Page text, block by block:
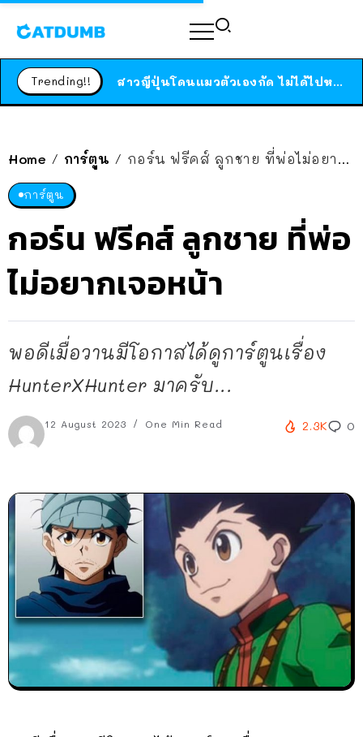
Trending!! ได้เวลาเด็กหนวดรวมตัว RF Online Next เปิดให้เล่นแล้ว เกม Sci-Fi MMORPG ระดับตำนาน เล่นได้ทั้งมือถือและ PC
Home / การ์ตูน / กอร์น ฟรีคส์ ลูกชาย ที่พ่อไม่อยากเจอหน้า
การ์ตูน
กอร์น ฟรีคส์ ลูกชาย ที่พ่อ
ไม่อยากเจอหน้า
พอดีเมื่อวานมีโอกาสได้ดูการ์ตูนเรื่อง
HunterXHunter มาครับ...
12 August 2023 One Min Read 2.3K 0